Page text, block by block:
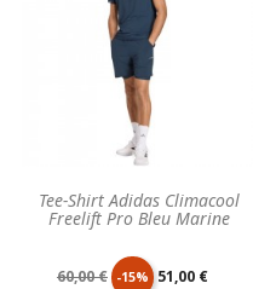
Tee-Shirt Adidas Climacool
Freelift Pro Bleu Marine
Prix
60,00 € -15% Prix
51,00 €